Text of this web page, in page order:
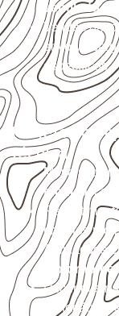
ventilado e
Valide com
envolva
específicos.
Projetos
técnica
Móveis,
técnica,
projetos
Aplicações
Uso
proteção de